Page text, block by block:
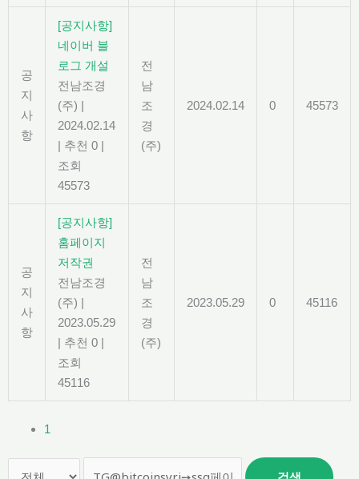
공
지
사
항
[공지사항]
네이버 블
로그 개설
전남조경
(주) |
2024.02.14
| 추천 0 |
조회
45573
전
남
조
경
(주)
2024.02.14 0 45573
공
지
사
항
[공지사항]
홈페이지
저작권
전남조경
(주) |
2023.05.29
| 추천 0 |
조회
45116
전
남
조
경
(주)
2023.05.29 0 45116
1